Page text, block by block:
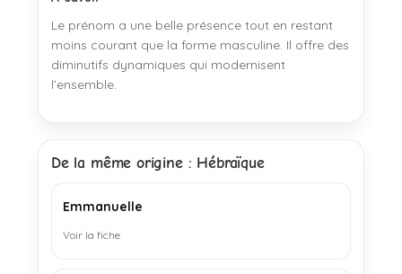
Le prénom a une belle présence tout en restant
moins courant que la forme masculine. Il offre des
diminutifs dynamiques qui modernisent
l’ensemble.
De la même origine : Hébraïque
Emmanuelle
Voir la fiche